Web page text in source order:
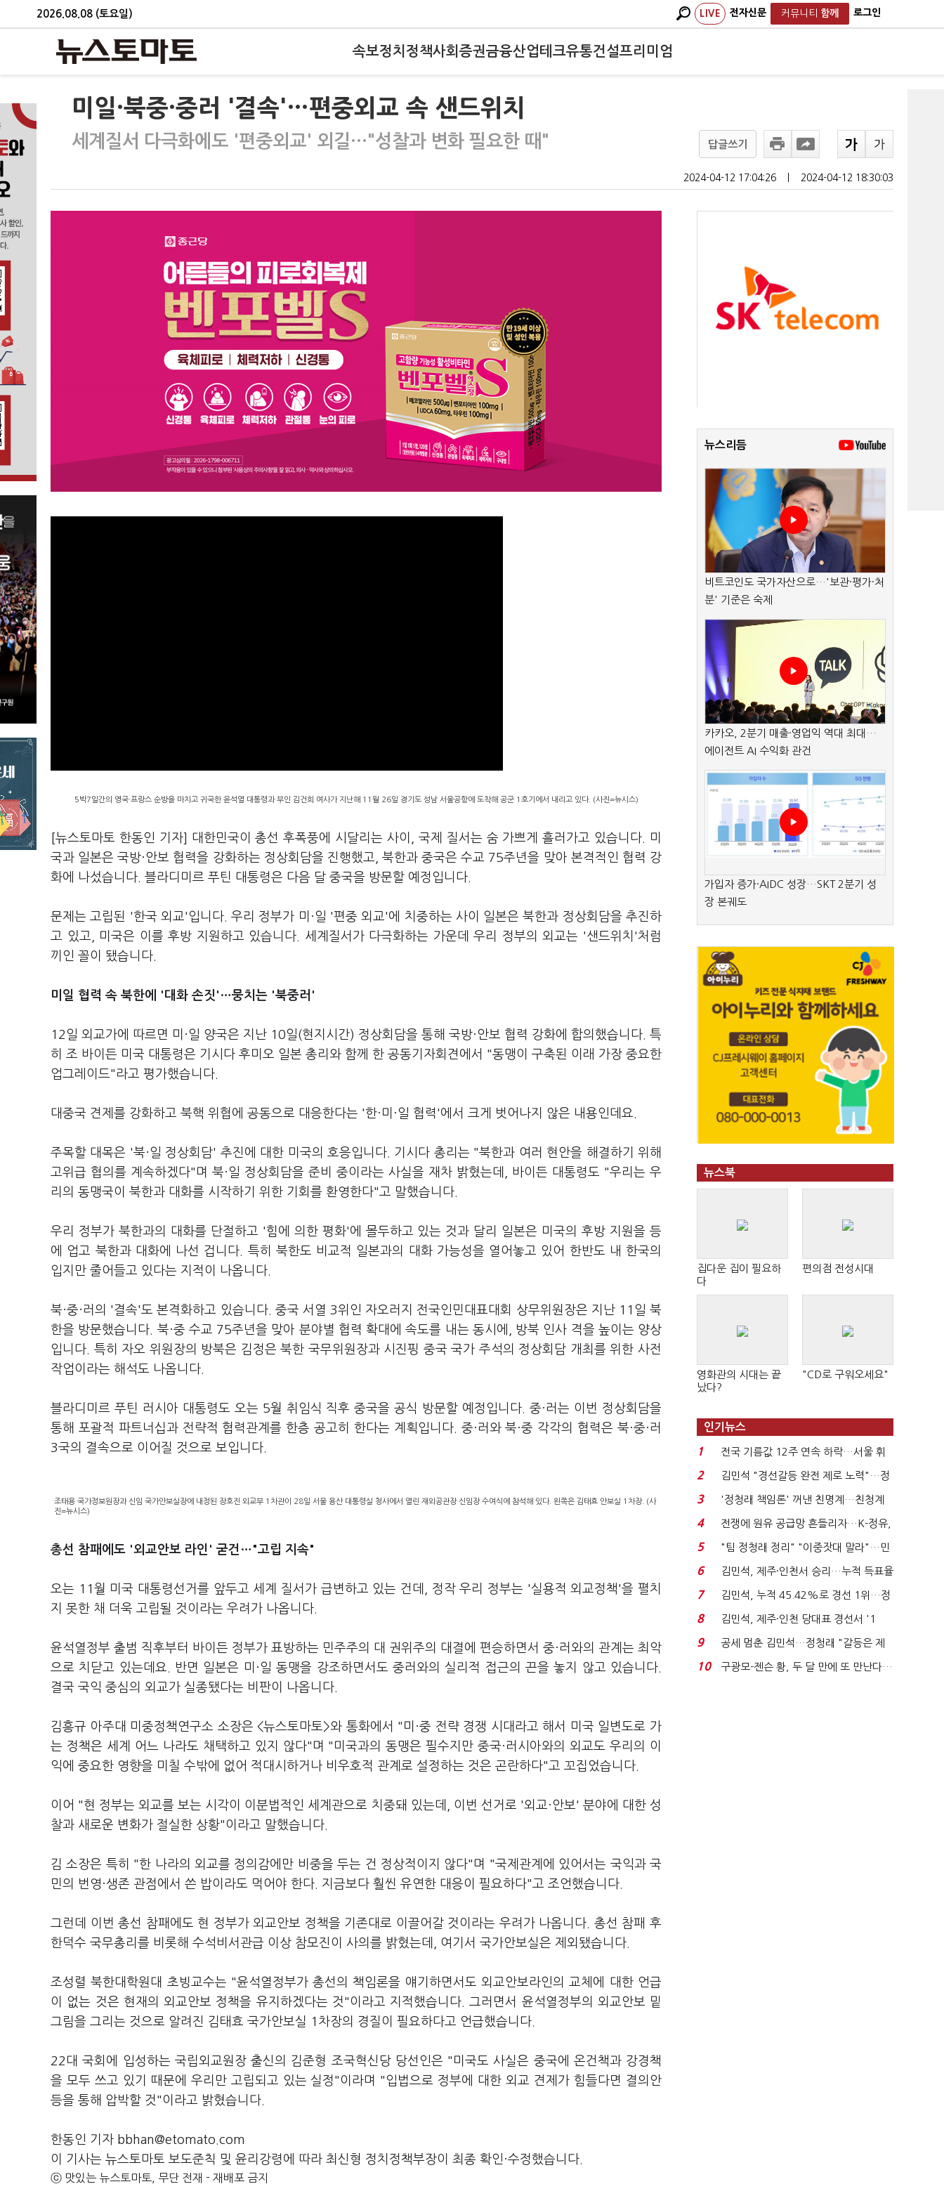
2026.08.08 (토요일) LIVE 전자신문 커뮤니티 함께 로그인
속보정치 정책사회 증권금융산업테크유통건설프리미엄
미일·북중·중러 '결속'…편중외교 속 샌드위치
세계질서 다극화에도 '편중외교' 외길…"성찰과 변화 필요한 때" 답글쓰기
2024-04-12 17:04:26 2024-04-12 18:30:03
5박7일간의 영국·프랑스 순방을 마치고 귀국한 윤석열 대통령과 부인 김건희 여사가 지난해 11월 26일 경기도 성남 서울공항에 도착해 공군 1호기에서 내리고 있다. (사진=뉴시스)
[뉴스토마토 한동인 기자] 대한민국이 총선 후폭풍에 시달리는 사이, 국제 질서는 숨 가쁘게 흘러가고 있습니다. 미
국과 일본은 국방·안보 협력을 강화하는 정상회담을 진행했고, 북한과 중국은 수교 75주년을 맞아 본격적인 협력 강
화에 나섰습니다. 블라디미르 푸틴 대통령은 다음 달 중국을 방문할 예정입니다.
문제는 고립된 '한국 외교'입니다. 우리 정부가 미 ·일 '편중 외교'에 치중하는 사이 일본은 북한과 정상회담을 추진하
고 있고, 미국은 이를 후방 지원하고 있습니다. 세계질서가 다극화하는 가운데 우리 정부의 외교는 '샌드위치'처럼
끼인 꼴이 됐습니다.
미일 협력 속 북한에 '대화 손짓' …뭉치는 '북중러'
12일 외교가에 따르면 미·일 양국은 지난 10일(현지시간) 정상회담을 통해 국방·안보 협력 강화에 합의했습니다. 특
히 조 바이든 미국 대통령은 기시다 후미오 일본 총리와 함께 한 공동기자회견에서 "동맹이 구축된 이래 가장 중요한
업그레이드"라고 평가했습니다.
대중국 견제를 강화하고 북핵 위협에 공동으로 대응한다는 '한·미·일 협력'에서 크게 벗어나지 않은 내용인데요.
주목할 대목은 '북·일 정상회담' 추진에 대한 미국의 호응입니다. 기시다 총리는 "북한과 여러 현안을 해결하기 위해
고위급 협의를 계속하겠다"며 북·일 정상회담을 준비 중이라는 사실을 재차 밝혔는데, 바이든 대통령도 "우리는 우
리의 동맹국이 북한과 대화를 시작하기 위한 기회를 환영한다"고 말했습니다.
우리 정부가 북한과의 대화를 단절하고 '힘에 의한 평화'에 몰두하고 있는 것과 달리 일본은 미국의 후방 지원을 등
에 업고 북한과 대화에 나선 겁니다. 특히 북한도 비교적 일본과의 대화 가능성을 열어놓고 있어 한반도 내 한국의
입지만 줄어들고 있다는 지적이 나옵니다.
북·중·러의 '결속'도 본격화하고 있습니다. 중국 서열 3위인 자오러지 전국인민대표대회 상무위원장은 지난 11일 북
한을 방문했습니다. 북·중 수교 75주년을 맞아 분야별 협력 확대에 속도를 내는 동시에, 방북 인사 격을 높이는 양상
입니다. 특히 자오 위원장의 방북은 김정은 북한 국무위원장과 시진핑 중국 국가 주석의 정상회담 개최를 위한 사전
작업이라는 해석도 나옵니다.
블라디미르 푸틴 러시아 대통령도 오는 5월 취임식 직후 중국을 공식 방문할 예정입니다. 중·러는 이번 정상회담을
통해 포괄적 파트너십과 전략적 협력관계를 한층 공고히 한다는 계획입니다. 중·러와 북·중 각각의 협력은 북·중·러
3국의 결속으로 이어질 것으로 보입니다.
조태용 국가정보원장과 신임 국가안보실장에 내정된 장호진 외교부 1차관이 28일 서울 용산 대통령실 청사에서 열린 재외공관장 신임장 수여식에 참석해 있다. 왼쪽은 김태효 안보실 1차장. (사
진=뉴시스)
총선 참패에도 '외교안보 라인' 굳건…"고립 지속"
오는 11월 미국 대통령선거를 앞두고 세계 질서가 급변하고 있는 건데, 정작 우리 정부는 '실용적 외교정책'을 펼치
지 못한 채 더욱 고립될 것이라는 우려가 나옵니다.
윤석열정부 출범 직후부터 바이든 정부가 표방하는 민주주의 대 권위주의 대결에 편승하면서 중·러와의 관계는 최악
으로 치닫고 있는데요. 반면 일본은 미·일 동맹을 강조하면서도 중러와의 실리적 접근의 끈을 놓지 않고 있습니다.
결국 국익 중심의 외교가 실종됐다는 비판이 나옵니다.
김흥규 아주대 미중정책연구소 소장은 <뉴스토마토>와 통화에서 "미·중 전략 경쟁 시대라고 해서 미국 일변도로 가
는 정책은 세계 어느 나라도 채택하고 있지 않다"며 "미국과의 동맹은 필수지만 중국·러시아와의 외교도 우리의 이
익에 중요한 영향을 미칠 수밖에 없어 적대시하거나 비우호적 관계로 설정하는 것은 곤란하다"고 꼬집었습니다.
이어 "현 정부는 외교를 보는 시각이 이분법적인 세계관으로 치중돼 있는데, 이번 선거로 '외교·안보' 분야에 대한 성
찰과 새로운 변화가 절실한 상황"이라고 말했습니다.
김 소장은 특히 "한 나라의 외교를 정의감에만 비중을 두는 건 정상적이지 않다"며 "국제관계에 있어서는 국익과 국
민의 번영·생존 관점에서 쓴 밥이라도 먹어야 한다. 지금보다 훨씬 유연한 대응이 필요하다"고 조언했습니다.
그런데 이번 총선 참패에도 현 정부가 외교안보 정책을 기존대로 이끌어갈 것이라는 우려가 나옵니다. 총선 참패 후
한덕수 국무총리를 비롯해 수석비서관급 이상 참모진이 사의를 밝혔는데, 여기서 국가안보실은 제외됐습니다.
조성렬 북한대학원대 초빙교수는 "윤석열정부가 총선의 책임론을 얘기하면서도 외교안보라인의 교체에 대한 언급
이 없는 것은 현재의 외교안보 정책을 유지하겠다는 것"이라고 지적했습니다. 그러면서 윤석열정부의 외교안보 밑
그림을 그리는 것으로 알려진 김태효 국가안보실 1차장의 경질이 필요하다고 언급했습니다.
22대 국회에 입성하는 국립외교원장 출신의 김준형 조국혁신당 당선인은 "미국도 사실은 중국에 온건책과 강경책
을 모두 쓰고 있기 때문에 우리만 고립되고 있는 실정"이라며 "입법으로 정부에 대한 외교 견제가 힘들다면 결의안
등을 통해 압박할 것"이라고 밝혔습니다.
한동인 기자 bbhan@etomato.com
이 기사는 뉴스토마토 보도준칙 및 윤리강령에 따라 최신형 정치정책부장이 최종 확인·수정했습니다.
ⓒ 맛있는 뉴스토마토, 무단 전재 - 재배포 금지
뉴스리듬
비트코인도 국가자산으로…'보관·평가·처
분' 기준은 숙제
카카오, 2분기 매출·영업익 역대 최대…
에이전트 AI 수익화 관건
가입자 증가·AIDC 성장…SKT 2분기 성
장 본궤도
뉴스북
집다운 집이 필요하
다
편의점 전성시대
영화관의 시대는 끝
났다?
"CD로 구워오세요"
인기뉴스
1
전국 기름값 12주 연속 하락…서울 휘
발윳값 1909원...
2
김민석 "경선갈등 완전 제로 노력"…정
청래 "반명 공세 사...
3
'정청래 책임론' 꺼낸 친명계…친청계
는 추가투표 때리기...
4
전쟁에 원유 공급망 흔들리자…K-정유,
에너지안보 핵심...
5
"팀 정청래 정리" "이중잣대 말라"…민
주 최고위원 계파 다...
6
김민석, 제주·인천서 승리…누적 득표율
'1위 탈환'(종합)...
7
김민석, 누적 45.42%로 경선 1위…정
청래와 격차 0.86%p(...
8
김민석, 제주·인천 당대표 경선서 '1
위'(1보)...
9
공세 멈춘 김민석…정청래 "갈등은 제
가 수습"
10
구광모-젠슨 황, 두 달 만에 또 만난다…